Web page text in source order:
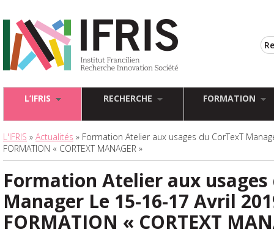
L’IFRIS RECHERCHE FORMATION
L'IFRIS » Actualités » Formation Atelier aux usages du CorTexT
FORMATION « CORTEXT MANAGER »
Formation Atelier aux usages
Manager Le 15-16-17 Avril
FORMATION « CORTEXT